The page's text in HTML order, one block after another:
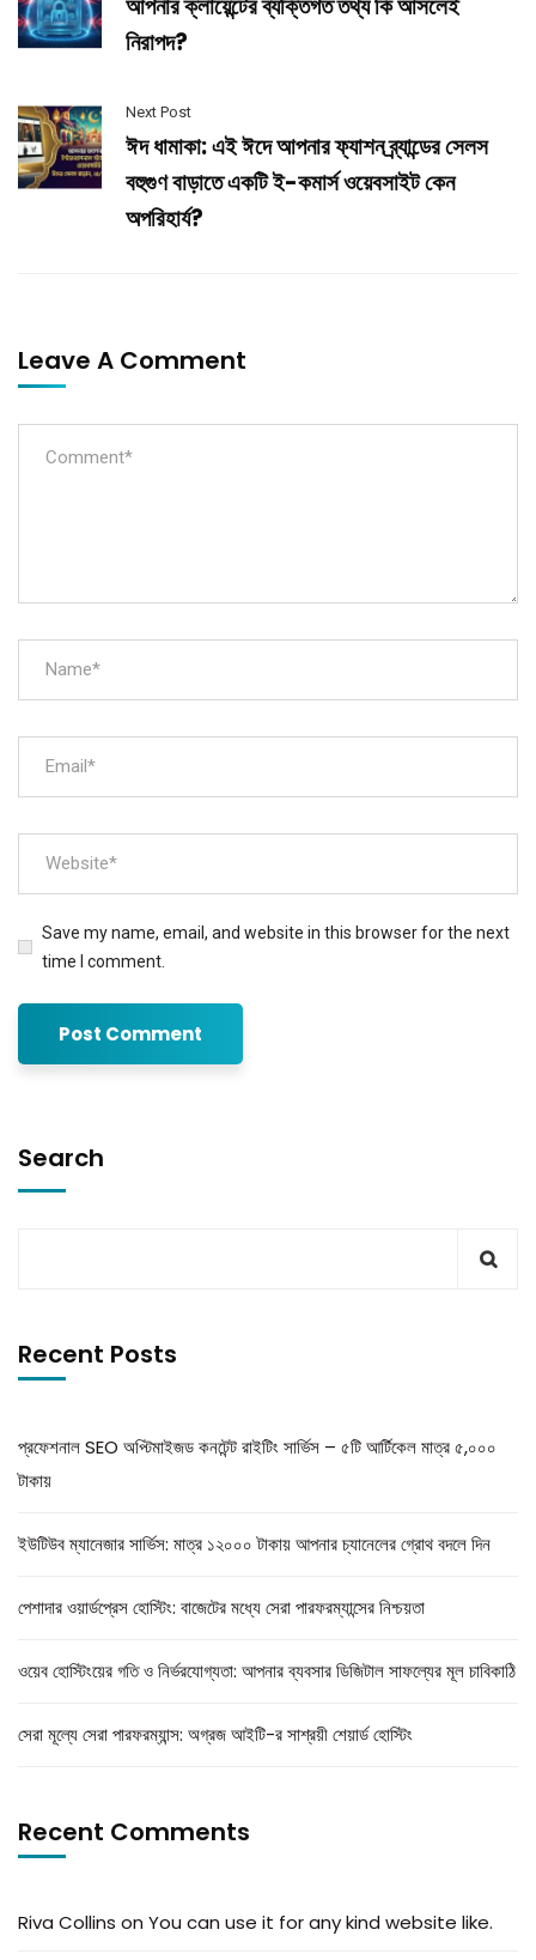
নিরাপদ?
Next Post
ঈদ ধামাকা: এই ঈদে আপনার ফ্যাশন ব্র্যান্ডের সেলস
বহুগুণ বাড়াতে একটি ই-কমার্স ওয়েবসাইট কেন
অপরিহার্য?
Leave A Comment
Save my name, email, and website in this browser for the next
time I comment.
Search
Recent Posts
প্রফেশনাল SEO অপ্টিমাইজড কনটেন্ট রাইটিং সার্ভিস – ৫টি আর্টিকেল মাত্র ৫,০০০
টাকায়
ইউটিউব ম্যানেজার সার্ভিস: মাত্র ১২০০০ টাকায় আপনার চ্যানেলের গ্রোথ বদলে দিন
পেশাদার ওয়ার্ডপ্রেস হোস্টিং: বাজেটের মধ্যে সেরা পারফরম্যান্সের নিশ্চয়তা
ওয়েব হোস্টিংয়ের গতি ও নির্ভরযোগ্যতা: আপনার ব্যবসার ডিজিটাল সাফল্যের মূল চাবিকাঠি
সেরা মূল্যে সেরা পারফরম্যান্স: অগ্রজ আইটি-র সাশ্রয়ী শেয়ার্ড হোস্টিং
Recent Comments
Riva Collins on You can use it for any kind website like.